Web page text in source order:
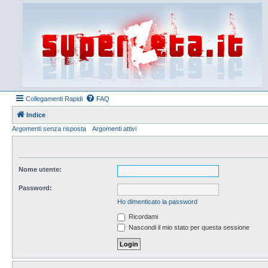
Collegamenti Rapidi FAQ
Indice
Argomenti senza risposta
Argomenti attivi
Nome utente:
Password:
Ho dimenticato la password
Ricordami
Nascondi il mio stato per questa sessione